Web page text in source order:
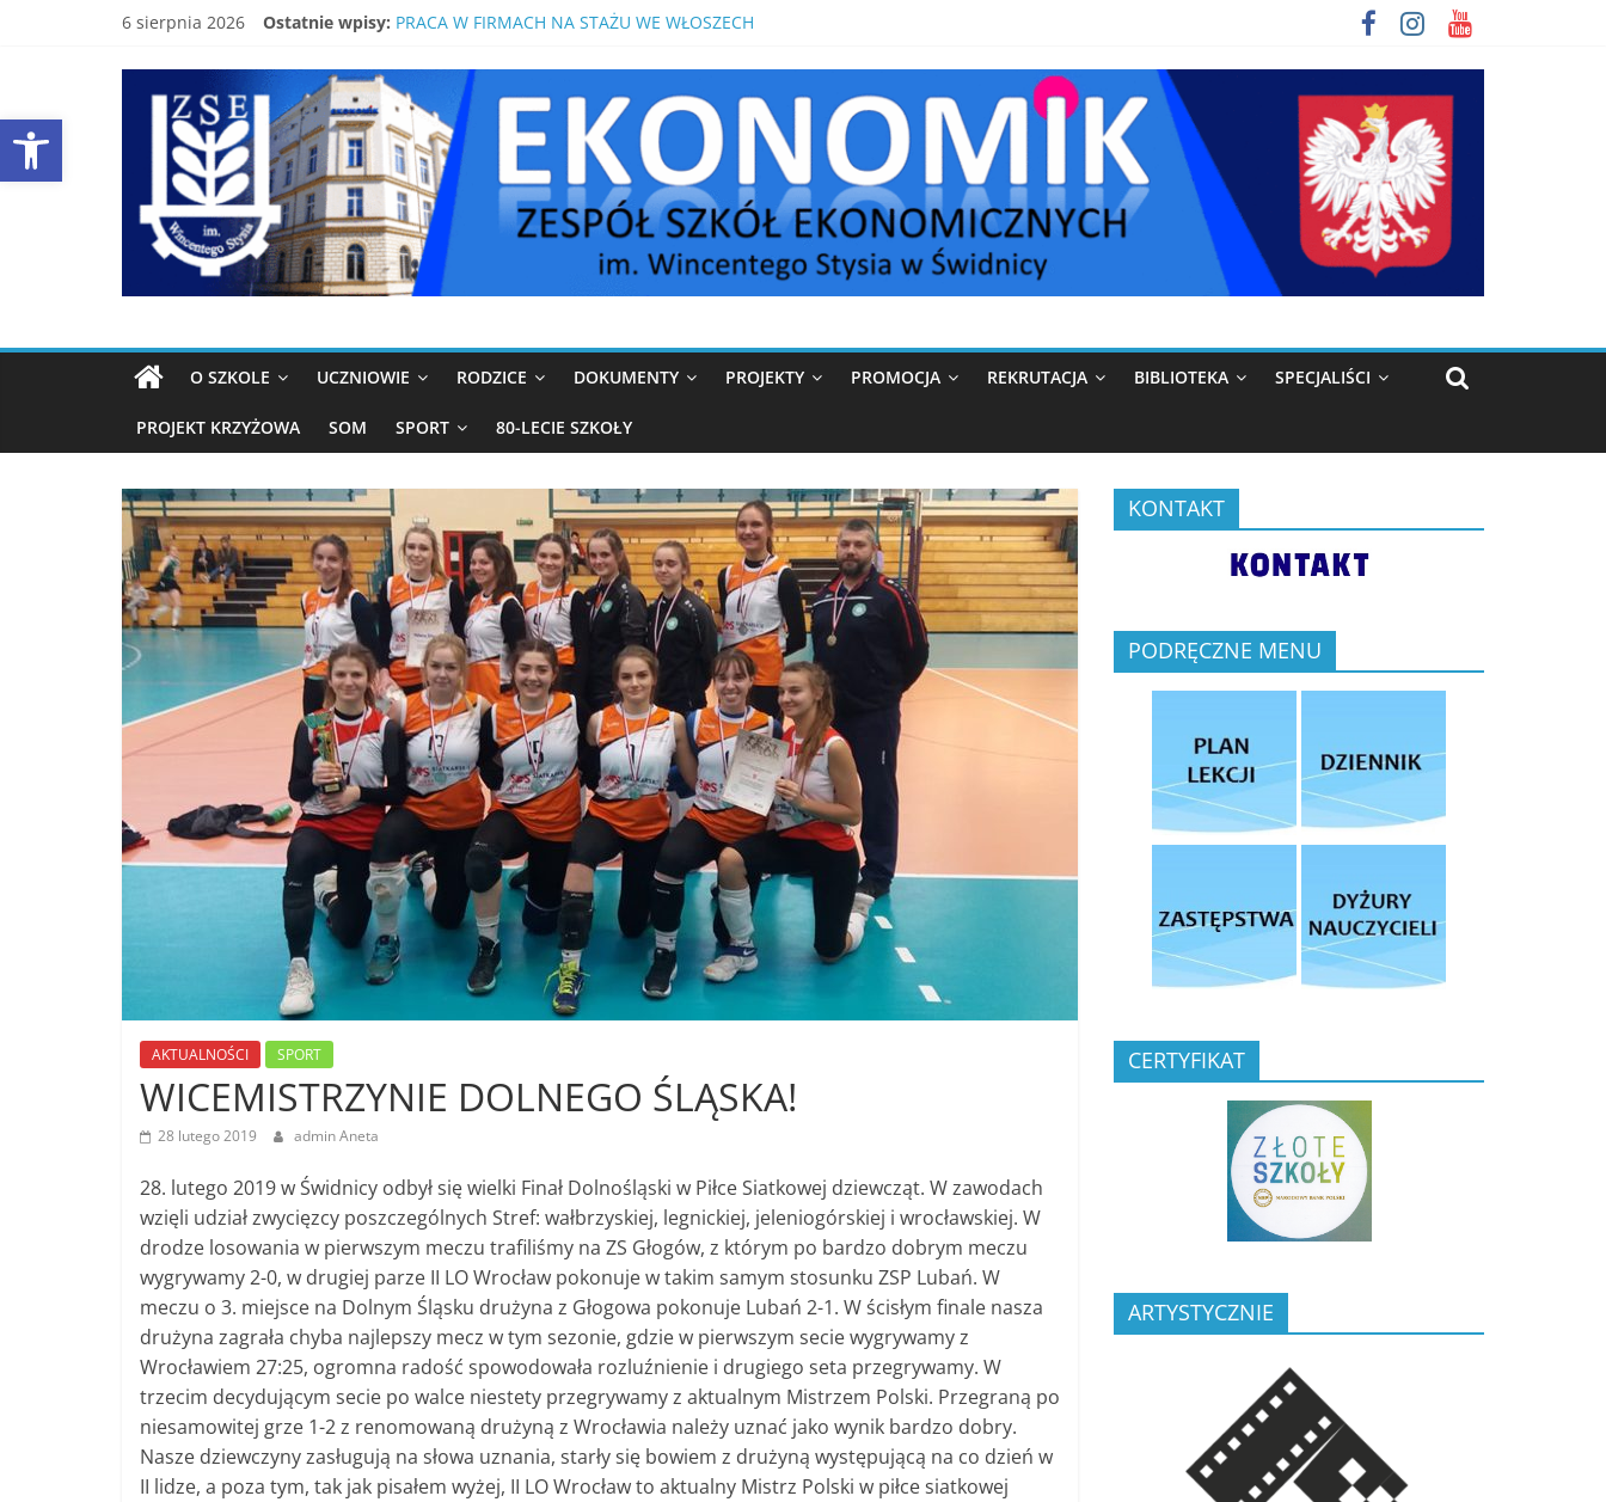
Open toolbar
6 sierpnia 2026 Ostatnie wpisy: PRACA W FIRMACH NA STAŻU WE WŁOSZECH
80-LECIE SZKOŁY
LISTA PODRĘCZNIKÓW W ROKU SZKOLNYM 2026/2027
BEZPŁATNY KURS Z MATEMATYKI PRZED MATURĄ POPRAWKOWĄ
EKONOMIK
ŚWIDNICA
Strona
ZSE
Świdnica
O SZKOLE UCZNIOWIE RODZICE DOKUMENTY PROJEKTY PROMOCJA REKRUTACJA BIBLIOTEKA SPECJALIŚCI
PROJEKT KRZYŻOWA SOM SPORT 80-LECIE SZKOŁY
AKTUALNOŚCI SPORT
WICEMISTRZYNIE DOLNEGO ŚLĄSKA!
28 lutego 2019 admin Aneta
28. lutego 2019 w Świdnicy odbył się wielki Finał Dolnośląski w Piłce Siatkowej dziewcząt. W zawodach
wzięli udział zwycięzcy poszczególnych Stref: wałbrzyskiej, legnickiej, jeleniogórskiej i wrocławskiej. W
drodze losowania w pierwszym meczu trafiliśmy na ZS Głogów, z którym po bardzo dobrym meczu
wygrywamy 2-0, w drugiej parze II LO Wrocław pokonuje w takim samym stosunku ZSP Lubań. W
meczu o 3. miejsce na Dolnym Śląsku drużyna z Głogowa pokonuje Lubań 2-1. W ścisłym finale nasza
drużyna zagrała chyba najlepszy mecz w tym sezonie, gdzie w pierwszym secie wygrywamy z
Wrocławiem 27:25, ogromna radość spowodowała rozluźnienie i drugiego seta przegrywamy. W
trzecim decydującym secie po walce niestety przegrywamy z aktualnym Mistrzem Polski. Przegraną po
niesamowitej grze 1-2 z renomowaną drużyną z Wrocławia należy uznać jako wynik bardzo dobry.
Nasze dziewczyny zasługują na słowa uznania, starły się bowiem z drużyną występującą na co dzień w
II lidze, a poza tym, tak jak pisałem wyżej, II LO Wrocław to aktualny Mistrz Polski w piłce siatkowej
KONTAKT
PODRĘCZNE MENU
CERTYFIKAT
ARTYSTYCZNIE